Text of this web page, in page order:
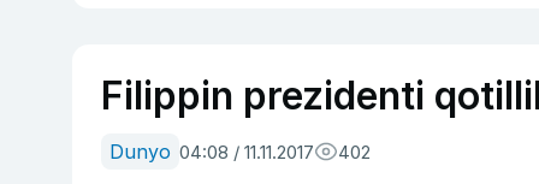
Filippin prezidenti
Dunyo 04:08 / 11.11.2017 402